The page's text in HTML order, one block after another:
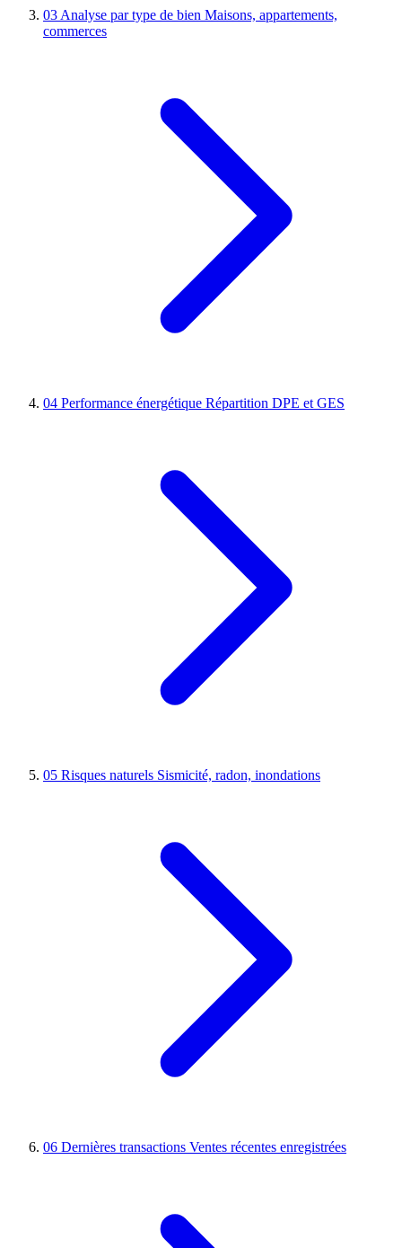
03 Analyse par type de bien Maisons, appartements,
commerces
04 Performance énergétique Répartition DPE et GES
05 Risques naturels Sismicité, radon, inondations
06 Dernières transactions Ventes récentes enregistrées